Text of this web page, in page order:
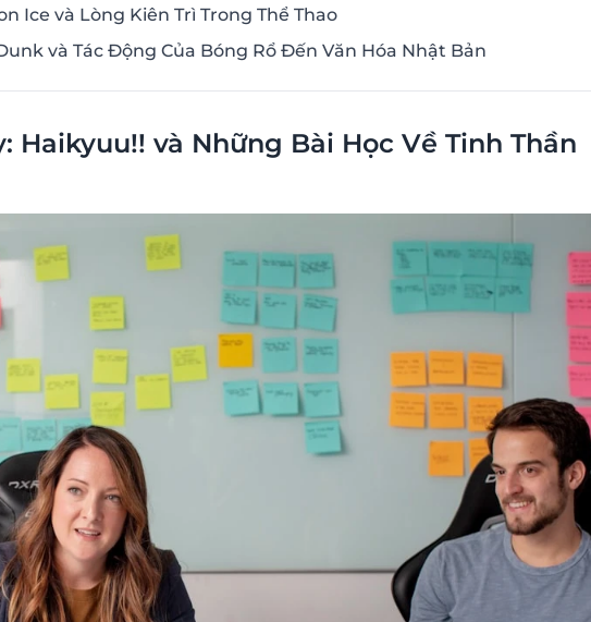
Ice và Lòng Kiên Trì Trong Thể Thao
và Tác Động Của Bóng Rổ Đến Văn Hóa Nhật Bản
Haikyuu!! và Những Bài Học Về Tinh Thần